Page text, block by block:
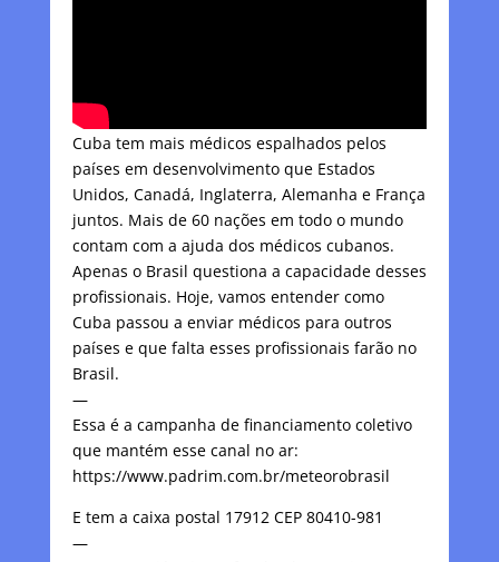
Cuba tem mais médicos espalhados pelos
países em desenvolvimento que Estados
Unidos, Canadá, Inglaterra, Alemanha e França
juntos. Mais de 60 nações em todo o mundo
contam com a ajuda dos médicos cubanos.
Apenas o Brasil questiona a capacidade desses
profissionais. Hoje, vamos entender como
Cuba passou a enviar médicos para outros
países e que falta esses profissionais farão no
Brasil.
—
Essa é a campanha de financiamento coletivo
que mantém esse canal no ar:
https://www.padrim.com.br/meteorobrasil
E tem a caixa postal 17912 CEP 80410-981
—